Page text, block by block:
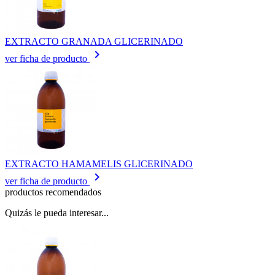
EXTRACTO GRANADA GLICERINADO
ver ficha de producto
keyboard_arrow_right
EXTRACTO HAMAMELIS GLICERINADO
ver ficha de producto
keyboard_arrow_right
productos recomendados
Quizás le pueda interesar...